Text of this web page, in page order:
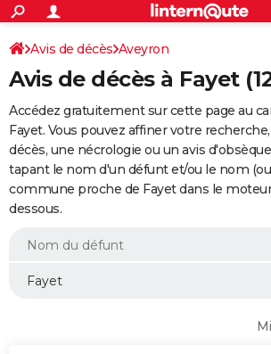
ACTUALITÉS
Politique
Société
Faits Divers
Education
Monde
Villes
+
SPORT
Coupe du monde 2026
Football
Tennis
Cyclisme
Rugby
Forum
Programme TV
TNT
Streaming
Cinéma
Sorties cinéma
Musique
+
FINANCE
Retraite
Epargne
Immobilier
Risques naturels par ville
Assurance
AUTO
Essais
Réserver un essai
Citadines
Berlines
SUV
Forum auto
+
HIGH-TECH
BRICOLAGE
WEEK-END
Avis de décès Aveyron
Avis de décès à Fayet
Accédez gratuitement sur cette page au
Fayet. Vous pouvez affiner votre
décès, une nécrologie ou un avis
tapant le nom d'un défunt et/ou le nom
commune proche de Fayet dans le
dessous.